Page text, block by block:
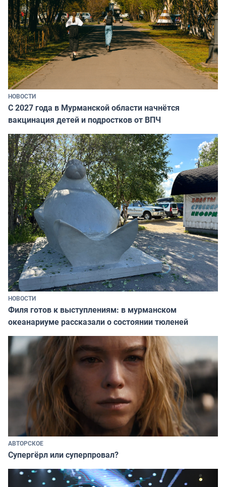
НОВОСТИ
С 2027 года в Мурманской области начнётся
вакцинация детей и подростков от ВПЧ
НОВОСТИ
Филя готов к выступлениям: в мурманском
океанариуме рассказали о состоянии тюленей
АВТОРСКОЕ
Супергёрл или суперпровал?